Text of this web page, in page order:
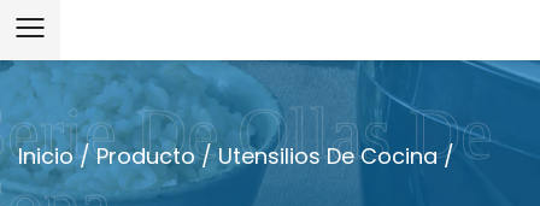
Inicio/Producto/Utensilios De Cocina/